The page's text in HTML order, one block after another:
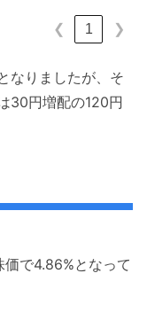
❮ 1 ❯
なりましたが、そ
30円増配の120円
で4.86%となって